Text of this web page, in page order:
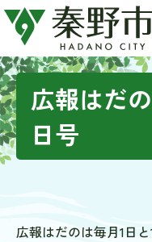
広報はだ
日号
広報はだのは毎月1日